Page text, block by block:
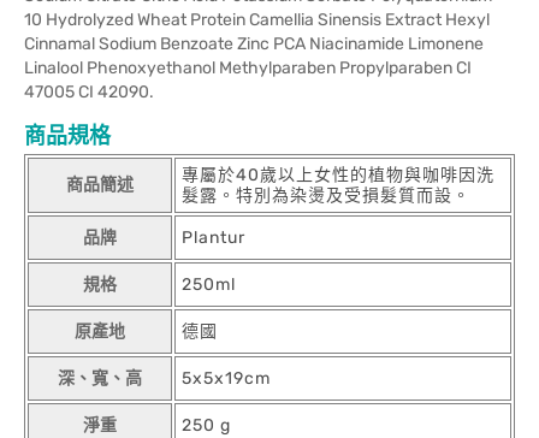
10 Hydrolyzed Wheat Protein Camellia Sinensis Extract Hexyl
Cinnamal Sodium Benzoate Zinc PCA Niacinamide Limonene
Linalool Phenoxyethanol Methylparaben Propylparaben CI
47005 CI 42090.
商品規格
商品簡述
專屬於40歲以上女性的植物與咖啡因洗
髮露。特別為染燙及受損髮質而設。
品牌 Plantur
規格 250ml
原產地 德國
深、寬、高 5x5x19cm
淨重 250 g